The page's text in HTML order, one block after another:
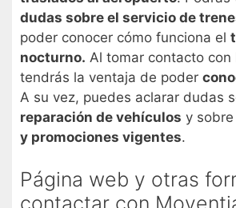
dudas sobre el servicio de
poder conocer cómo funciona el
nocturno. Al tomar contacto con
tendrás la ventaja de poder
A su vez, puedes aclarar dudas
reparación de vehículos y sobre
y promociones vigentes.
Página web y otras